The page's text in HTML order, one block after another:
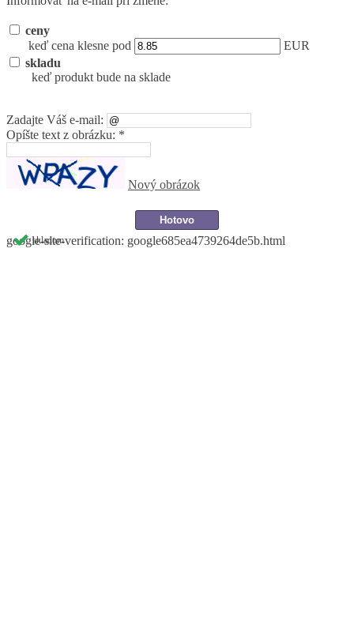
skladom
ceny
keď cena klesne pod
EUR
skladu
keď produkt bude na sklade
Zadajte Váš e-mail:
Opíšte text z obrázku: *
Nový obrázok
google-site-verification: google685ea4739264de5b.html